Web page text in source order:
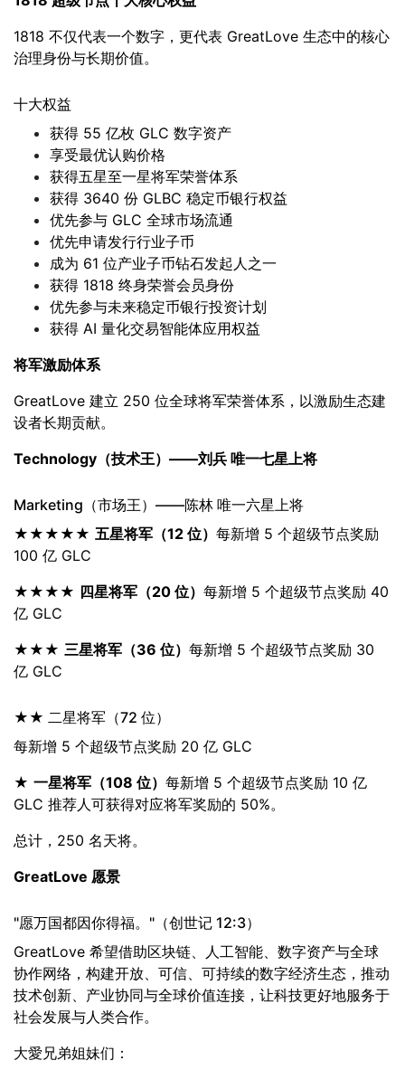
1818 不仅代表一个数字，更代表 GreatLove 生态中的核心
治理身份与长期价值。
十大权益
获得 55 亿枚 GLC 数字资产
享受最优认购价格
获得五星至一星将军荣誉体系
获得 3640 份 GLBC 稳定币银行权益
优先参与 GLC 全球市场流通
优先申请发行行业子币
成为 61 位产业子币钻石发起人之一
获得 1818 终身荣誉会员身份
优先参与未来稳定币银行投资计划
获得 AI 量化交易智能体应用权益
将军激励体系
GreatLove 建立 250 位全球将军荣誉体系，以激励生态建
设者长期贡献。
Technology（技术王）——刘兵 唯一七星上将
Marketing（市场王）——陈林 唯一六星上将
★★★★★ 五星将军（12 位） 每新增 5 个超级节点奖励
100 亿 GLC
★★★★ 四星将军（20 位） 每新增 5 个超级节点奖励 40
亿 GLC
★★★ 三星将军（36 位） 每新增 5 个超级节点奖励 30
亿 GLC
★★ 二星将军（72 位）
每新增 5 个超级节点奖励 20 亿 GLC
★ 一星将军（108 位） 每新增 5 个超级节点奖励 10 亿
GLC 推荐人可获得对应将军奖励的 50%。
总计，250 名天将。
GreatLove 愿景
"愿万国都因你得福。"（创世记 12:3）
GreatLove 希望借助区块链、人工智能、数字资产与全球
协作网络，构建开放、可信、可持续的数字经济生态，推动
技术创新、产业协同与全球价值连接，让科技更好地服务于
社会发展与人类合作。
大愛兄弟姐妹们：